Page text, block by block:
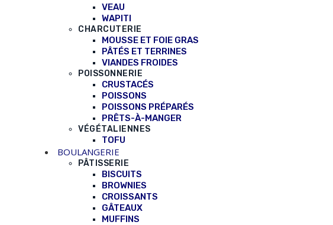
VEAU
WAPITI
CHARCUTERIE
MOUSSE ET FOIE GRAS
PÂTÉS ET TERRINES
VIANDES FROIDES
POISSONNERIE
CRUSTACÉS
POISSONS
POISSONS PRÉPARÉS
PRÊTS-À-MANGER
VÉGÉTALIENNES
TOFU
BOULANGERIE
PÂTISSERIE
BISCUITS
BROWNIES
CROISSANTS
GÂTEAUX
MUFFINS